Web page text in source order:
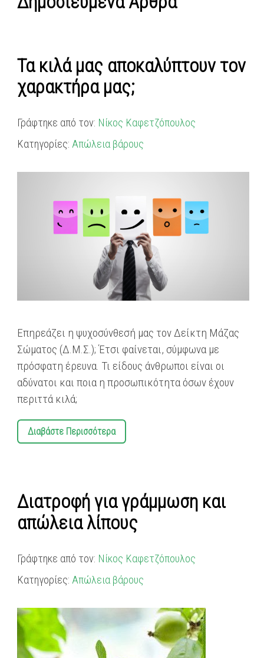
Τα κιλά μας αποκαλύπτουν τον
χαρακτήρα μας;
Γράφτηκε από τον: Νίκος Καφετζόπουλος
Κατηγορίες: Απώλεια βάρους
Eπηρεάζει η ψυχοσύνθεσή μας τον Δείκτη Μάζας
Σώματος (Δ.Μ.Σ.); Έτσι φαίνεται, σύμφωνα με
πρόσφατη έρευνα. Τι είδους άνθρωποι είναι οι
αδύνατοι και ποια η προσωπικότητα όσων έχουν
περιττά κιλά;
Διαβάστε Περισσότερα
Διατροφή για γράμμωση και
απώλεια λίπους
Γράφτηκε από τον: Νίκος Καφετζόπουλος
Κατηγορίες: Απώλεια βάρους